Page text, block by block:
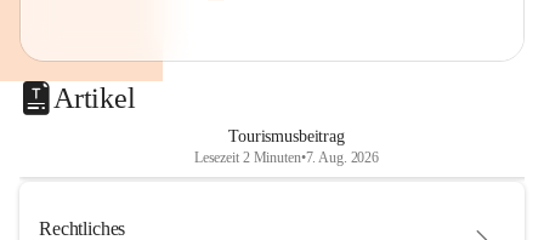
Artikel
Tourismusbeitrag
Lesezeit 2 Minuten•7. Aug. 2026
Rechtliches